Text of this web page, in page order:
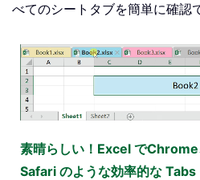
べてのシートタブを簡単に確認
素晴らしい！Excel でChrome
Safari のような効率的な Tabs